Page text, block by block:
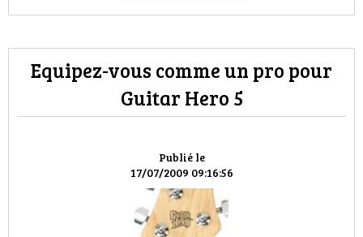
Publié le
17/07/2009 09:16:56
Equipez-vous comme un pro pour
Guitar Hero 5